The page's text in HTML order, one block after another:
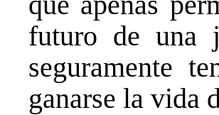
futuro de una
seguramente
ganarse la vida